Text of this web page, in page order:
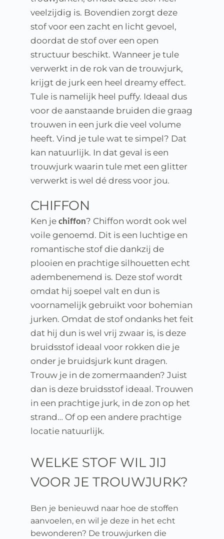
veelzijdig is. Bovendien zorgt deze
stof voor een zacht en licht gevoel,
doordat de stof over een open
structuur beschikt. Wanneer je tule
verwerkt in de rok van de trouwjurk,
krijgt de jurk een heel dreamy effect.
Tule is namelijk heel puffy. Ideaal dus
voor de aanstaande bruiden die graag
trouwen in een jurk die veel volume
heeft. Vind je tule wat te simpel? Dat
kan natuurlijk. In dat geval is een
trouwjurk waarin tule met een glitter
verwerkt is wel dé dress voor jou.
CHIFFON
Ken je chiffon? Chiffon wordt ook wel
voile genoemd. Dit is een luchtige en
romantische stof die dankzij de
plooien en prachtige silhouetten echt
adembenemend is. Deze stof wordt
omdat hij soepel valt en dun is
voornamelijk gebruikt voor bohemian
jurken. Omdat de stof ondanks het feit
dat hij dun is wel vrij zwaar is, is deze
bruidsstof ideaal voor rokken die je
onder je bruidsjurk kunt dragen.
Trouw je in de zomermaanden? Juist
dan is deze bruidsstof ideaal. Trouwen
in een prachtige jurk, in de zon op het
strand… Of op een andere prachtige
locatie natuurlijk.
WELKE STOF WIL JIJ
VOOR JE TROUWJURK?
Ben je benieuwd naar hoe de stoffen
aanvoelen, en wil je deze in het echt
bewonderen? De trouwjurken die